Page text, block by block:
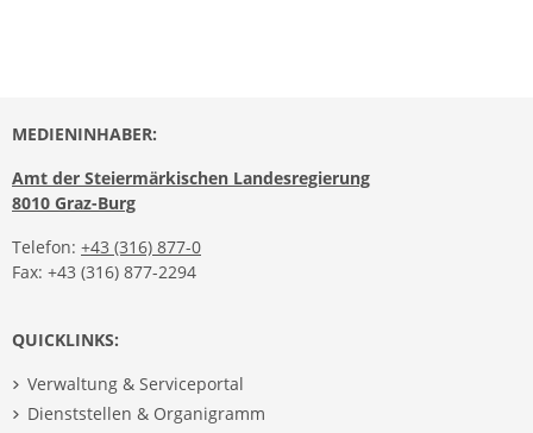
MEDIENINHABER:
Amt der Steiermärkischen Landesregierung
8010 Graz-Burg
Telefon: +43 (316) 877-0
Fax: +43 (316) 877-2294
QUICKLINKS:
Verwaltung & Serviceportal
Dienststellen & Organigramm